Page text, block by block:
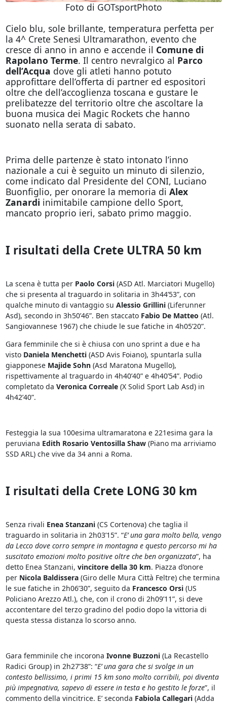
Foto di GOTsportPhoto
Cielo blu, sole brillante, temperatura perfetta per
la 4^ Crete Senesi Ultramarathon, evento che
cresce di anno in anno e accende il Comune di
Rapolano Terme. Il centro nevralgico al Parco
dell’Acqua dove gli atleti hanno potuto
approfittare dell’offerta di partner ed espositori
oltre che dell’accoglienza toscana e gustare le
prelibatezze del territorio oltre che ascoltare la
buona musica dei Magic Rockets che hanno
suonato nella serata di sabato.
Prima delle partenze è stato intonato l’inno
nazionale a cui è seguito un minuto di silenzio,
come indicato dal Presidente del CONI, Luciano
Buonfiglio, per onorare la memoria di Alex
Zanardi inimitabile campione dello Sport,
mancato proprio ieri, sabato primo maggio.
I risultati della Crete ULTRA 50 km
La scena è tutta per Paolo Corsi(ASD Atl. Marciatori Mugello)
che si presenta al traguardo in solitaria in 3h44’53”, con
qualche minuto di vantaggio su Alessio Grillini(Liferunner
Asd), secondo in 3h50’46”. Ben staccato Fabio De Matteo (Atl.
Sangiovannese 1967) che chiude le sue fatiche in 4h05’20”.
Gara femminile che si è chiusa con uno sprint a due e ha
visto Daniela Menchetti(ASD Avis Foiano), spuntarla sulla
giapponese Majide Sohn(Asd Maratona Mugello),
rispettivamente al traguardo in 4h40’40” e 4h40’54”. Podio
completato da Veronica Correale(X Solid Sport Lab Asd) in
4h42’40”.
Festeggia la sua 100esima ultramaratona e 221esima gara la
peruviana Edith Rosario Ventosilla Shaw(Piano ma arriviamo
SSD ARL) che vive da 34 anni a Roma.
I risultati della Crete LONG 30 km
Senza rivali Enea Stanzani(CS Cortenova) che taglia il
traguardo in solitaria in 2h03’15”. “E’ una gara molto bella, vengo
da Lecco dove corro sempre in montagna e questo percorso mi ha
suscitato emozioni molto positive oltre che ben organizzata”, ha
detto Enea Stanzani, vincitore della 30 km. Piazza d’onore
per Nicola Baldissera(Giro delle Mura Città Feltre) che termina
le sue fatiche in 2h06’30”, seguito da Francesco Orsi(US
Policiano Arezzo Atl.), che, con il crono di 2h09’11”, si deve
accontentare del terzo gradino del podio dopo la vittoria di
questa stessa distanza lo scorso anno.
Gara femminile che incorona Ivonne Buzzoni(La Recastello
Radici Group) in 2h27’38”: “E’ una gara che si svolge in un
contesto bellissimo, i primi 15 km sono molto corribili, poi diventa
più impegnativa, sapevo di essere in testa e ho gestito le forze”, il
commento della vincitrice. E’ seconda Fabiola Callegari(Adda